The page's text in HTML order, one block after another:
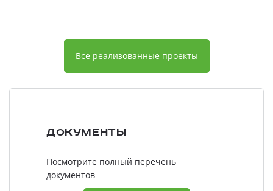
Все реализованные проекты
Документы
Посмотрите полный перечень
документов